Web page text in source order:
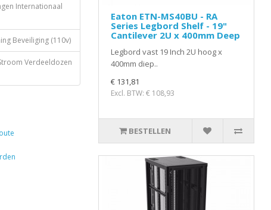
Internationaal
Beveiliging (110v)
Verdeeldozen
Eaton ETN-MS40BU - RA
Series Legbord Shelf - 19"
Cantilever 2U x 400mm Deep
Legbord vast 19 Inch 2U hoog x
400mm diep..
€ 131,81
Excl. BTW: € 108,93
BESTELLEN